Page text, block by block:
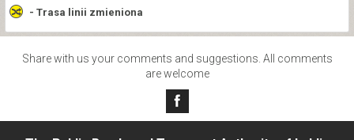
- Trasa linii zmieniona
Share with us your comments and suggestions. All comments
are welcome